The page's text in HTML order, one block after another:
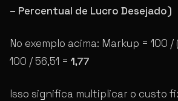
– Percentual de Lucro Desejado)
No exemplo acima: Markup = 100 /
100 / 56,51 = 1,77
Isso significa multiplicar o custo